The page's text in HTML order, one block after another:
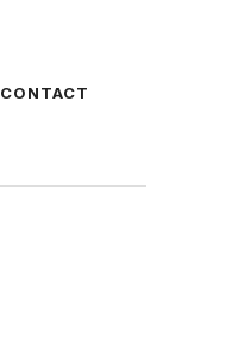
CONTACT